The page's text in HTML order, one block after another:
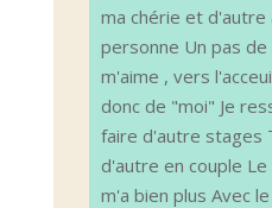
ma chérie et d'autre
personne Un pas
m'aime , vers
donc de "moi" Je
faire d'autre stages
d'autre en couple
m'a bien plus Avec